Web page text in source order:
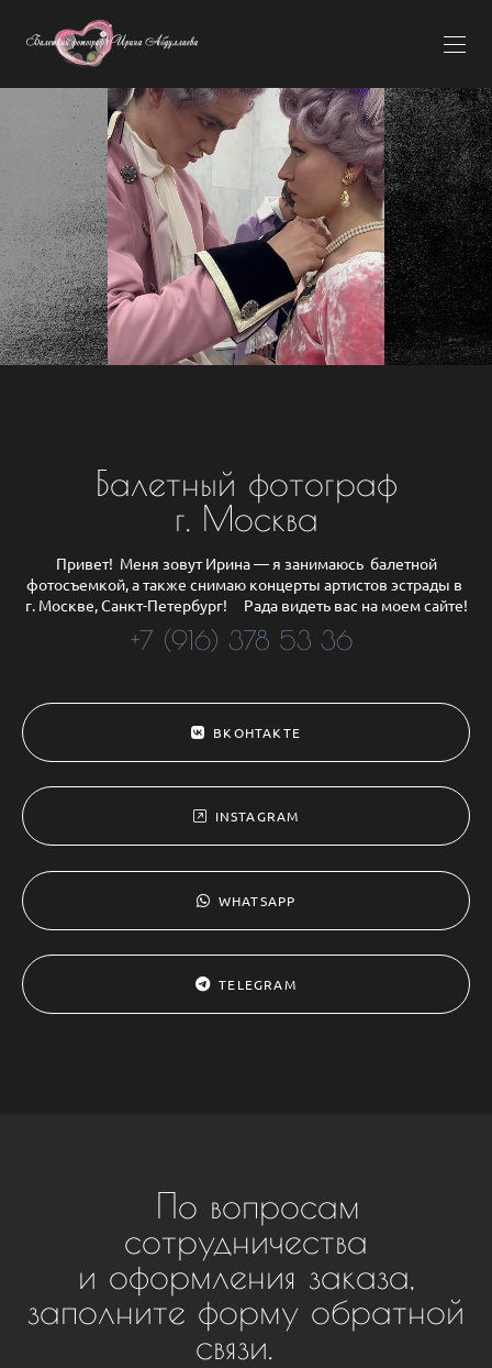
Балетный фотограф
г. Москва
Привет! Меня зовут Ирина — я занимаюсь балетной
фотосъемкой, а также снимаю концерты артистов эстрады в
г. Москве, Санкт-Петербург! Рада видеть вас на моем сайте!
+7 (916) 378 53 36
ВКОНТАКТЕ
INSTAGRAM
WHATSAPP
TELEGRAM
По вопросам
сотрудничества
и оформления заказа,
заполните форму обратной
связи.